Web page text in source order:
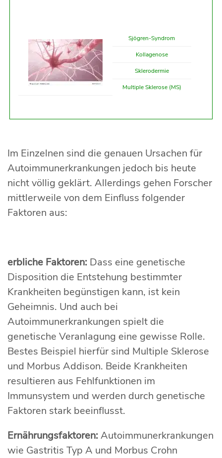
Sjögren-Syndrom
Kollagenose
Sklerodermie
Multiple Sklerose (MS)
Im Einzelnen sind die genauen Ursachen für
Autoimmunerkrankungen jedoch bis heute
nicht völlig geklärt. Allerdings gehen Forscher
mittlerweile von dem Einfluss folgender
Faktoren aus:
erbliche Faktoren: Dass eine genetische
Disposition die Entstehung bestimmter
Krankheiten begünstigen kann, ist kein
Geheimnis. Und auch bei
Autoimmunerkrankungen spielt die
genetische Veranlagung eine gewisse Rolle.
Bestes Beispiel hierfür sind Multiple Sklerose
und Morbus Addison. Beide Krankheiten
resultieren aus Fehlfunktionen im
Immunsystem und werden durch genetische
Faktoren stark beeinflusst.
Ernährungsfaktoren: Autoimmunerkrankungen
wie Gastritis Typ A und Morbus Crohn